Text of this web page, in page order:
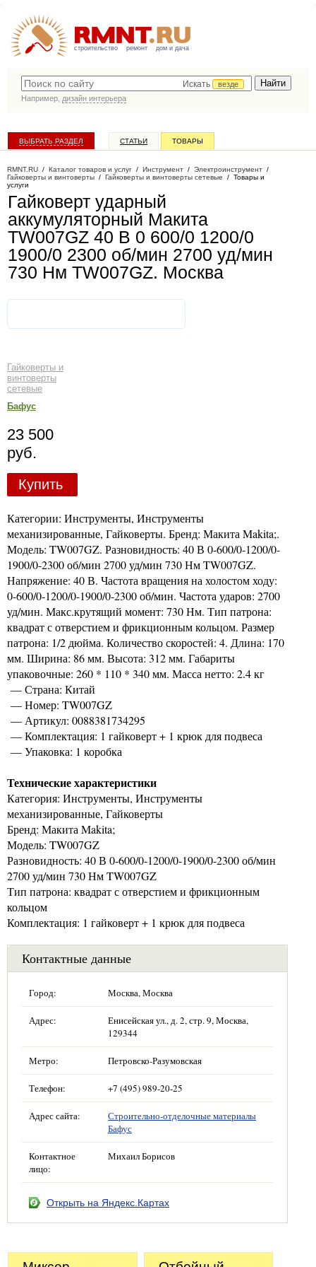
строительство ремонт дом и дача
Искать
везде
Например, дизайн интерьера
ВЫБРАТЬ РАЗДЕЛ СТАТЬИ ТОВАРЫ
RMNT.RU / Каталог товаров и услуг / Инструмент / Электроинструмент /
Гайковерты и винтоверты / Гайковерты и винтоверты сетевые / Товары и
услуги
Гайковерт ударный
аккумуляторный Макита
TW007GZ 40 В 0 600/0 1200/0
1900/0 2300 об/мин 2700 уд/мин
730 Нм TW007GZ. Москва
Гайковерты и
винтоверты
сетевые
Бафус
23 500
руб.
Купить
Категории: Инструменты, Инструменты
механизированные, Гайковерты. Бренд: Макита Makita;.
Модель: TW007GZ. Разновидность: 40 В 0-600/0-1200/0-
1900/0-2300 об/мин 2700 уд/мин 730 Нм TW007GZ.
Напряжение: 40 В. Частота вращения на холостом ходу:
0-600/0-1200/0-1900/0-2300 об/мин. Частота ударов: 2700
уд/мин. Макс.крутящий момент: 730 Нм. Тип патрона:
квадрат с отверстием и фрикционным кольцом. Размер
патрона: 1/2 дюйма. Количество скоростей: 4. Длина: 170
мм. Ширина: 86 мм. Высота: 312 мм. Габариты
упаковочные: 260 * 110 * 340 мм. Масса нетто: 2.4 кг
— Страна: Китай
— Номер: TW007GZ
— Артикул: 0088381734295
— Комплектация: 1 гайковерт + 1 крюк для подвеса
— Упаковка: 1 коробка
Технические характеристики
Категория: Инструменты, Инструменты
механизированные, Гайковерты
Бренд: Макита Makita;
Модель: TW007GZ
Разновидность: 40 В 0-600/0-1200/0-1900/0-2300 об/мин
2700 уд/мин 730 Нм TW007GZ
Тип патрона: квадрат с отверстием и фрикционным
кольцом
Комплектация: 1 гайковерт + 1 крюк для подвеса
Контактные данные
Город: Москва, Москва
Адрес:
Енисейская ул., д. 2, стр. 9, Москва,
129344
Метро: Петровско-Разумовская
Телефон: +7 (495) 989-20-25
Адрес сайта:
Строительно-отделочные материалы
Бафус
Контактное
лицо:
Михаил Борисов
Открыть на Яндекс.Картах